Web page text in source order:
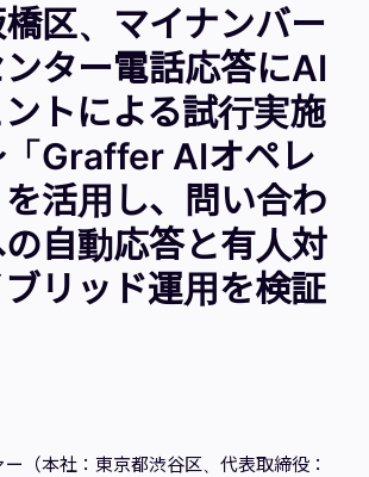
区、マイナンバー
ター電話応答にAI
トによる試行実施
Graffer AIオペレ
活用し、問い合わ
自動応答と有人対
リッド運用を検証
（本社：東京都渋谷区、代表取締役：